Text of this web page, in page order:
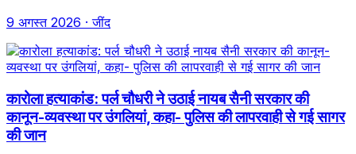
9 अगस्त 2026 · जींद
कारोला हत्याकांड: पर्ल चौधरी ने उठाई नायब सैनी सरकार की
कानून-व्यवस्था पर उंगलियां, कहा- पुलिस की लापरवाही से गई सागर
की जान